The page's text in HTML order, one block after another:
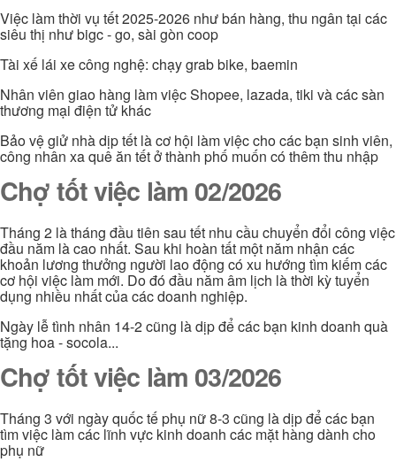
Việc làm thời vụ tết 2025-2026 như bán hàng, thu ngân tại các
siêu thị như bigc - go, sài gòn coop
Tài xế lái xe công nghệ: chạy grab bike, baemin
Nhân viên giao hàng làm việc Shopee, lazada, tiki và các sàn
thương mại điện tử khác
Bảo vệ giử nhà dịp tết là cơ hội làm việc cho các bạn sinh viên,
công nhân xa quê ăn tết ở thành phố muốn có thêm thu nhập
Chợ tốt việc làm 02/2026
Tháng 2 là tháng đầu tiên sau tết nhu cầu chuyển đổi công việc
đầu năm là cao nhất. Sau khi hoàn tất một năm nhận các
khoản lương thưởng người lao động có xu hướng tìm kiếm các
cơ hội việc làm mới. Do đó đầu năm âm lịch là thời kỳ tuyển
dụng nhiều nhất của các doanh nghiệp.
Ngày lễ tình nhân 14-2 cũng là dịp để các bạn kinh doanh quà
tặng hoa - socola...
Chợ tốt việc làm 03/2026
Tháng 3 với ngày quốc tế phụ nữ 8-3 cũng là dịp để các bạn
tìm việc làm các lĩnh vực kinh doanh các mặt hàng dành cho
phụ nữ